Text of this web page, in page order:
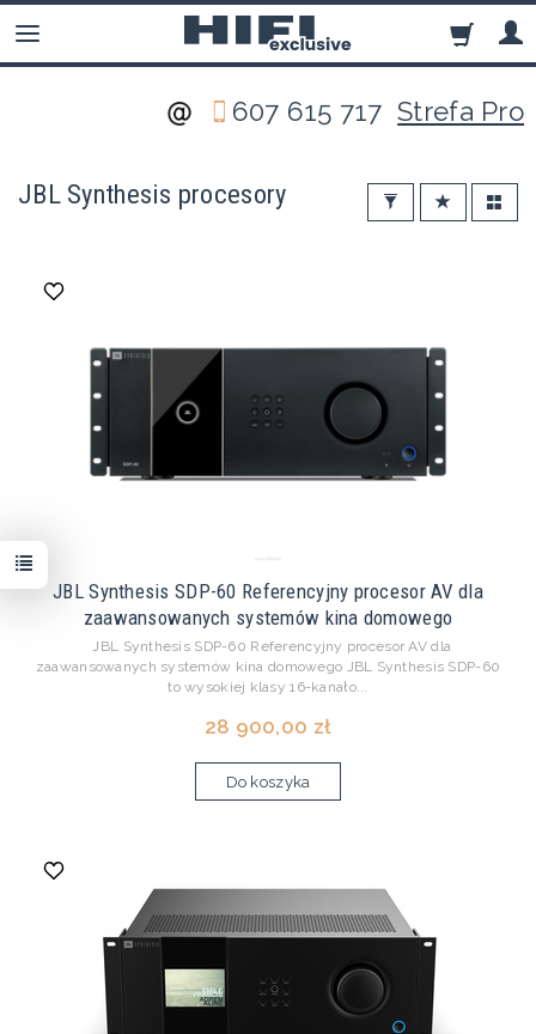
607 615 717Strefa Pro
JBL Synthesis procesory
JBL Synthesis SDP-60 Referencyjny procesor AV dla
zaawansowanych systemów kina domowego
JBL Synthesis SDP-60 Referencyjny procesor AV dla
zaawansowanych systemów kina domowego JBL Synthesis SDP-60
to wysokiej klasy 16-kanało...
28 900,00 zł
Do koszyka